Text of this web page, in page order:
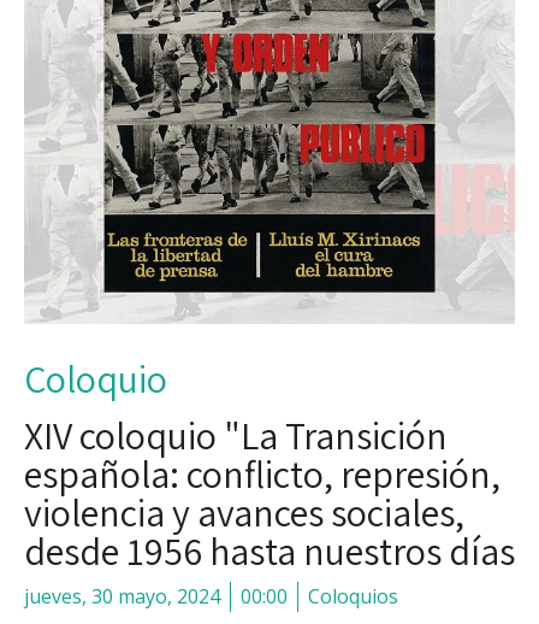
Coloquio
XIV coloquio "La Transición
española: conflicto, represión,
violencia y avances sociales,
desde 1956 hasta nuestros días
jueves, 30 mayo, 2024 00:00
Coloquios